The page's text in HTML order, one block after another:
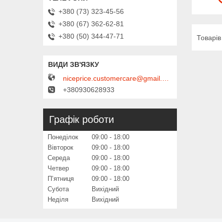
+380 (73) 323-45-56
+380 (67) 362-62-81
+380 (50) 344-47-71
+380930628933
Графік роботи
Понеділок 09:00
18:00
Вівторок
09:00
18:00
Середа
09:00
18:00
Четвер
09:00
18:00
Пʼятниця
09:00
18:00
Субота
Вихідний
Неділя
Вихідний